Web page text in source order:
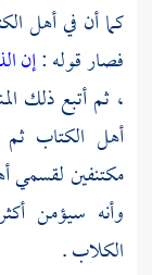
كما أن في أهل
فصار قوله :إن
، ثم أتبع ذلك
أهل الكتاب
مكتنفين لقسمي
وأنه سيؤمن
الكلاب .